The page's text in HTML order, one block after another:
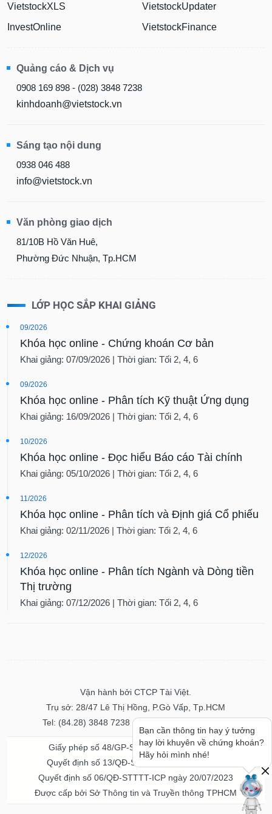
VietstockXLS
InvestOnline
VietstockUpdater
VietstockFinance
Quảng cáo & Dịch vụ
0908 169 898 - (028) 3848 7238
kinhdoanh@vietstock.vn
Sáng tạo nội dung
0938 046 488
info@vietstock.vn
Văn phòng giao dịch
81/10B Hồ Văn Huê,
Phường Đức Nhuận, Tp.HCM
LỚP HỌC SẮP KHAI GIẢNG
09/2026
Khóa học online - Chứng khoán Cơ bản
Khai giảng: 07/09/2026 | Thời gian: Tối 2, 4, 6
09/2026
Khóa học online - Phân tích Kỹ thuật Ứng dụng
Khai giảng: 16/09/2026 | Thời gian: Tối 2, 4, 6
10/2026
Khóa học online - Đọc hiểu Báo cáo Tài chính
Khai giảng: 05/10/2026 | Thời gian: Tối 2, 4, 6
11/2026
Khóa học online - Phân tích và Định giá Cổ phiếu
Khai giảng: 02/11/2026 | Thời gian: Tối 2, 4, 6
12/2026
Khóa học online - Phân tích Ngành và Dòng tiền
Thị trường
Khai giảng: 07/12/2026 | Thời gian: Tối 2, 4, 6
Vận hành bởi CTCP Tài Việt.
Trụ sở: 28/47 Lê Thị Hồng, P.Gò Vấp, Tp.HCM
Tel: (84.28) 3848 7238 - Fax: (84.28) 3848 7237
Giấy phép số 48/GP-STTTT ngày 04/11/2016
Quyết định số 13/QĐ-STTTT ngày 02/11/2017
Quyết định số 06/QĐ-STTTT-ICP ngày 20/07/2023
Được cấp bởi Sở Thông tin và Truyền thông TPHCM
Bạn cần thông tin hay ý tưởng
hay lời khuyên về chứng khoán?
Hãy hỏi mình nhé!